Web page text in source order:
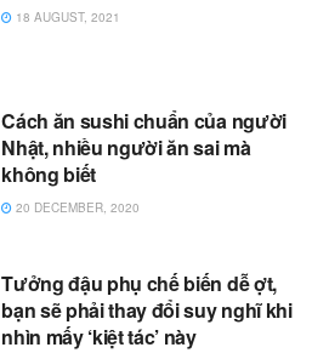
18 AUGUST, 2021
Cách ăn sushi chuẩn của người
Nhật, nhiều người ăn sai mà
không biết
20 DECEMBER, 2020
Tưởng đậu phụ chế biến dễ ợt,
bạn sẽ phải thay đổi suy nghĩ khi
nhìn mấy ‘kiệt tác’ này